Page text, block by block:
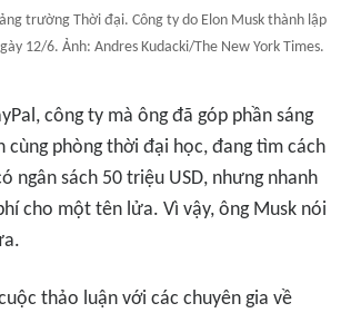
trường Thời đại. Công ty do Elon Musk thành lập
12/6. Ảnh: Andres Kudacki/The New York Times.
công ty mà ông đã góp phần sáng
cùng phòng thời đại học, đang tìm cách
ngân sách 50 triệu USD, nhưng nhanh
cho một tên lửa. Vì vậy, ông Musk nói
thảo luận với các chuyên gia về